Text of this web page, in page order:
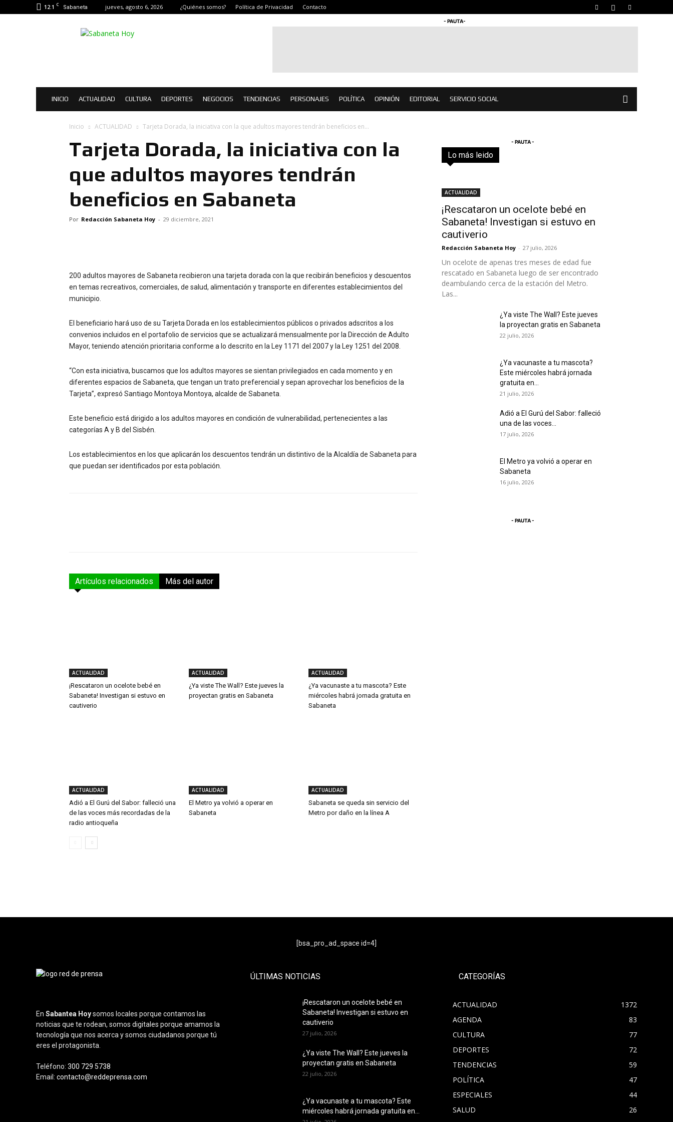
12.1 C Sabaneta jueves, agosto 6, 2026 ¿Quiénes somos? Política de Privacidad Contacto
Sabaneta
- PAUTA-
INICIO ACTUALIDAD CULTURA DEPORTES NEGOCIOS TENDENCIAS PERSONAJES POLÍTICA OPINIÓN EDITORIAL SERVICIO SOCIAL
Inicio ACTUALIDAD Tarjeta Dorada, la iniciativa con la que adultos mayores tendrán beneficios en...
Tarjeta Dorada, la iniciativa con la
que adultos mayores tendrán
beneficios en Sabaneta
Por Redacción Sabaneta Hoy - 29 diciembre, 2021
200 adultos mayores de Sabaneta recibieron una tarjeta dorada con la que recibirán beneficios y descuentos
en temas recreativos, comerciales, de salud, alimentación y transporte en diferentes establecimientos del
municipio.
El beneficiario hará uso de su Tarjeta Dorada en los establecimientos públicos o privados adscritos a los
convenios incluidos en el portafolio de servicios que se actualizará mensualmente por la Dirección de Adulto
Mayor, teniendo atención prioritaria conforme a lo descrito en la Ley 1171 del 2007 y la Ley 1251 del 2008.
“Con esta iniciativa, buscamos que los adultos mayores se sientan privilegiados en cada momento y en
diferentes espacios de Sabaneta, que tengan un trato preferencial y sepan aprovechar los beneficios de la
Tarjeta”, expresó Santiago Montoya Montoya, alcalde de Sabaneta.
Este beneficio está dirigido a los adultos mayores en condición de vulnerabilidad, pertenecientes a las
categorías A y B del Sisbén.
Los establecimientos en los que aplicarán los descuentos tendrán un distintivo de la Alcaldía de Sabaneta para
que puedan ser identificados por esta población.
Artículos relacionados Más del autor
ACTUALIDAD
¡Rescataron un ocelote bebé en
Sabaneta! Investigan si estuvo en
cautiverio
ACTUALIDAD
¿Ya viste The Wall? Este jueves la
proyectan gratis en Sabaneta
ACTUALIDAD
¿Ya vacunaste a tu mascota? Este
miércoles habrá jornada gratuita en
Sabaneta
ACTUALIDAD
Adió a El Gurú del Sabor: falleció una
de las voces más recordadas de la
radio antioqueña
ACTUALIDAD
El Metro ya volvió a operar en
Sabaneta
ACTUALIDAD
Sabaneta se queda sin servicio del
Metro por daño en la línea A
- PAUTA -
Lo más leidoTodo
ACTUALIDAD
¡Rescataron un ocelote bebé en
Sabaneta! Investigan si estuvo en
cautiverio
Redacción Sabaneta Hoy - 27 julio, 2026
Un ocelote de apenas tres meses de edad fue
rescatado en Sabaneta luego de ser encontrado
deambulando cerca de la estación del Metro.
Las...
¿Ya viste The Wall? Este jueves
la proyectan gratis en Sabaneta
22 julio, 2026
¿Ya vacunaste a tu mascota?
Este miércoles habrá jornada
gratuita en...
21 julio, 2026
Adió a El Gurú del Sabor: falleció
una de las voces...
17 julio, 2026
El Metro ya volvió a operar en
Sabaneta
16 julio, 2026
- PAUTA -
[bsa_pro_ad_space id=4]
En Sabantea Hoysomos locales porque contamos las
noticias que te rodean, somos digitales porque amamos la
tecnología que nos acerca y somos ciudadanos porque tú
eres el protagonista.
Teléfono: 300 729 5738
Email: contacto@reddeprensa.com
ÚLTIMAS NOTICIAS
¡Rescataron un ocelote bebé en
Sabaneta! Investigan si estuvo en
cautiverio
27 julio, 2026
¿Ya viste The Wall? Este jueves la
proyectan gratis en Sabaneta
22 julio, 2026
¿Ya vacunaste a tu mascota? Este
miércoles habrá jornada gratuita en...
CATEGORÍAS
ACTUALIDAD
1372
AGENDA
83
CULTURA
77
DEPORTES
72
TENDENCIAS
59
POLÍTICA
47
ESPECIALES
44
SALUD
26